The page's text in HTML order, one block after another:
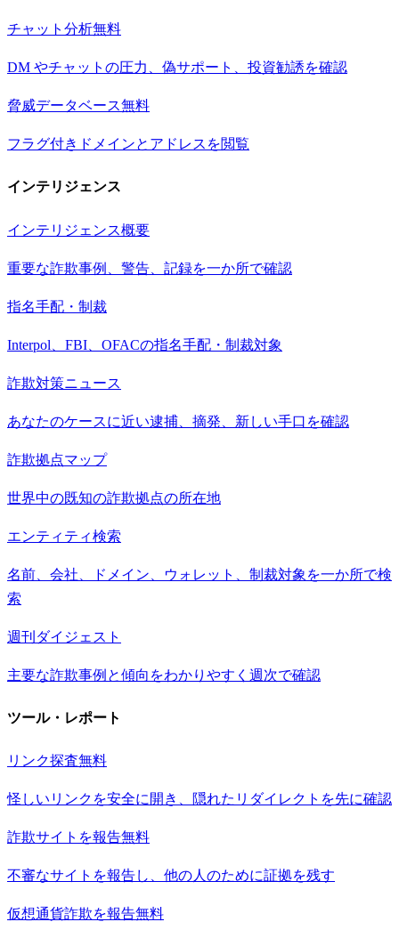
チャット分析無料
DM やチャットの圧力、偽サポート、投資勧誘を確認
脅威データベース無料
フラグ付きドメインとアドレスを閲覧
インテリジェンス
インテリジェンス概要
重要な詐欺事例、警告、記録を一か所で確認
指名手配・制裁
Interpol、FBI、OFACの指名手配・制裁対象
詐欺対策ニュース
あなたのケースに近い逮捕、摘発、新しい手口を確認
詐欺拠点マップ
世界中の既知の詐欺拠点の所在地
エンティティ検索
名前、会社、ドメイン、ウォレット、制裁対象を一か所で検
索
週刊ダイジェスト
主要な詐欺事例と傾向をわかりやすく週次で確認
ツール・レポート
リンク探査無料
怪しいリンクを安全に開き、隠れたリダイレクトを先に確認
詐欺サイトを報告無料
不審なサイトを報告し、他の人のために証拠を残す
仮想通貨詐欺を報告無料